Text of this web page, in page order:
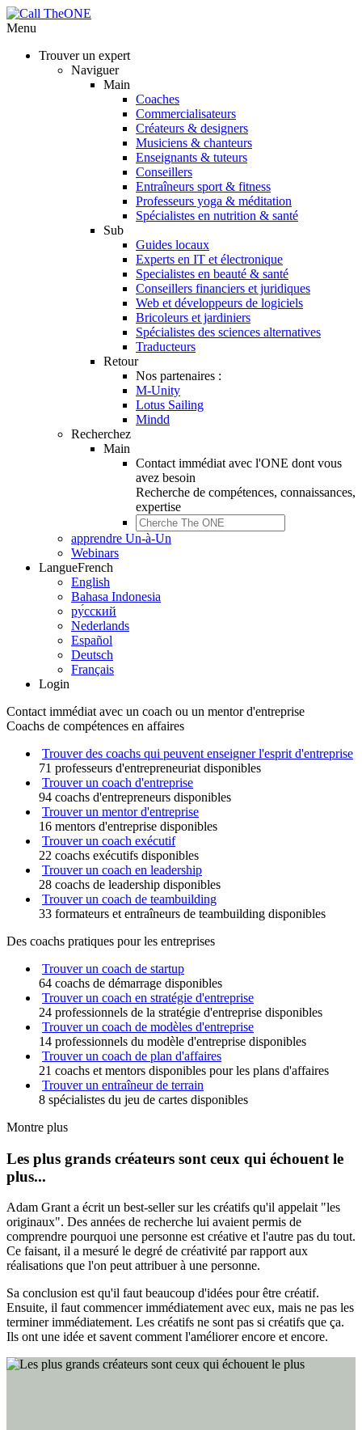
Menu
Trouver un expert
Naviguer
Main
Coaches
Commercialisateurs
Créateurs & designers
Musiciens & chanteurs
Enseignants & tuteurs
Conseillers
Entraîneurs sport & fitness
Professeurs yoga & méditation
Spécialistes en nutrition & santé
Sub
Guides locaux
Experts en IT et électronique
Specialistes en beauté & santé
Conseillers financiers et juridiques
Web et développeurs de logiciels
Bricoleurs et jardiniers
Spécialistes des sciences alternatives
Traducteurs
Retour
Nos partenaires :
M-Unity
Lotus Sailing
Mindd
Recherchez
Main
Contact immédiat avec l'ONE dont vous
avez besoin
Recherche de compétences, connaissances,
expertise
apprendre Un-à-Un
Webinars
LangueFrench
English
Bahasa Indonesia
ру́сский
Nederlands
Español
Deutsch
Français
Login
Contact immédiat avec un coach ou un mentor d'entreprise
Coachs de compétences en affaires
Trouver des coachs qui peuvent enseigner l'esprit d'entreprise
71 professeurs d'entrepreneuriat disponibles
Trouver un coach d'entreprise
94 coachs d'entrepreneurs disponibles
Trouver un mentor d'entreprise
16 mentors d'entreprise disponibles
Trouver un coach exécutif
22 coachs exécutifs disponibles
Trouver un coach en leadership
28 coachs de leadership disponibles
Trouver un coach de teambuilding
33 formateurs et entraîneurs de teambuilding disponibles
Des coachs pratiques pour les entreprises
Trouver un coach de startup
64 coachs de démarrage disponibles
Trouver un coach en stratégie d'entreprise
24 professionnels de la stratégie d'entreprise disponibles
Trouver un coach de modèles d'entreprise
14 professionnels du modèle d'entreprise disponibles
Trouver un coach de plan d'affaires
21 coachs et mentors disponibles pour les plans d'affaires
Trouver un entraîneur de terrain
8 spécialistes du jeu de cartes disponibles
Montre plus
Les plus grands créateurs sont ceux qui échouent le
plus...
Adam Grant a écrit un best-seller sur les créatifs qu'il appelait "les
originaux". Des années de recherche lui avaient permis de
comprendre pourquoi une personne est créative et l'autre pas du tout.
Ce faisant, il a mesuré le degré de créativité par rapport aux
réalisations que l'on peut attribuer à une personne.
Sa conclusion est qu'il faut beaucoup d'idées pour être créatif.
Ensuite, il faut commencer immédiatement avec eux, mais ne pas les
terminer immédiatement. Les créatifs ne sont pas si créatifs que ça.
Ils ont une idée et savent comment l'améliorer encore et encore.